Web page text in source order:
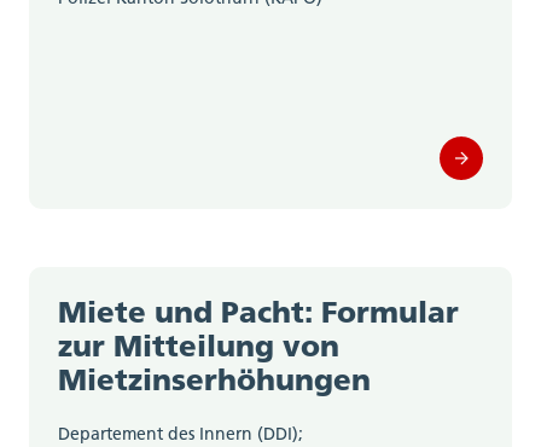
Motorfahrzeugkontrolle (0)
Miete und Pacht: Formular
zur Mitteilung von
Mietzinserhöhungen
Departement des Innern (DDI);